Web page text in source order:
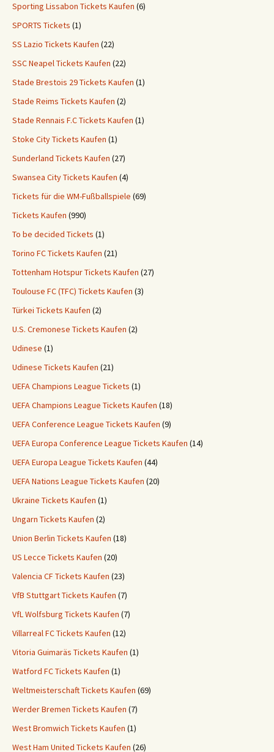
Sporting Lissabon Tickets Kaufen (6)
SPORTS Tickets (1)
SS Lazio Tickets Kaufen (22)
SSC Neapel Tickets Kaufen (22)
Stade Brestois 29 Tickets Kaufen (1)
Stade Reims Tickets Kaufen (2)
Stade Rennais F.C Tickets Kaufen (1)
Stoke City Tickets Kaufen (1)
Sunderland Tickets Kaufen (27)
Swansea City Tickets Kaufen (4)
Tickets für die WM-Fußballspiele (69)
Tickets Kaufen (990)
To be decided Tickets (1)
Torino FC Tickets Kaufen (21)
Tottenham Hotspur Tickets Kaufen (27)
Toulouse FC (TFC) Tickets Kaufen (3)
Türkei Tickets Kaufen (2)
U.S. Cremonese Tickets Kaufen (2)
Udinese (1)
Udinese Tickets Kaufen (21)
UEFA Champions League Tickets (1)
UEFA Champions League Tickets Kaufen (18)
UEFA Conference League Tickets Kaufen (9)
UEFA Europa Conference League Tickets Kaufen (14)
UEFA Europa League Tickets Kaufen (44)
UEFA Nations League Tickets Kaufen (20)
Ukraine Tickets Kaufen (1)
Ungarn Tickets Kaufen (2)
Union Berlin Tickets Kaufen (18)
US Lecce Tickets Kaufen (20)
Valencia CF Tickets Kaufen (23)
VfB Stuttgart Tickets Kaufen (7)
VfL Wolfsburg Tickets Kaufen (7)
Villarreal FC Tickets Kaufen (12)
Vitoria Guimaräs Tickets Kaufen (1)
Watford FC Tickets Kaufen (1)
Weltmeisterschaft Tickets Kaufen (69)
Werder Bremen Tickets Kaufen (7)
West Bromwich Tickets Kaufen (1)
West Ham United Tickets Kaufen (26)